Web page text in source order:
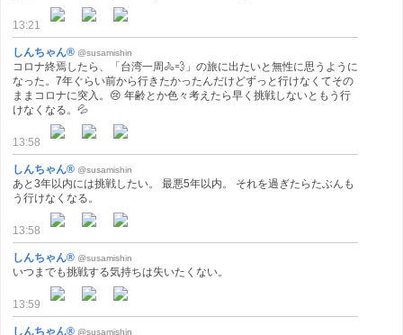
13:21
しんちゃん® @susamishin
コロナ終焉したら、「台湾一周🚴💨」の旅に出たいと無性に思うように
なった。7年ぐらい前から行きたかったんだけどずっと行けなくてその
ままコロナに突入。😢 年齢とか色々考えたら早く挑戦しないともう行
けなくなる。💦
13:58
しんちゃん® @susamishin
あと3年以内には挑戦したい。 最悪5年以内。 それを過ぎたらたぶんも
う行けなくなる。
13:58
しんちゃん® @susamishin
いつまでも挑戦する気持ちは失いたくない。
13:59
しんちゃん® @susamishin